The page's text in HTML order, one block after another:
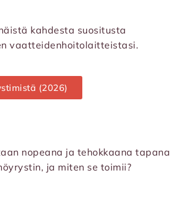
kahdesta suositusta
vaatteidenhoitolaitteistasi.
(2026)
nopeana ja tehokkaana tapana
ja miten se toimii?